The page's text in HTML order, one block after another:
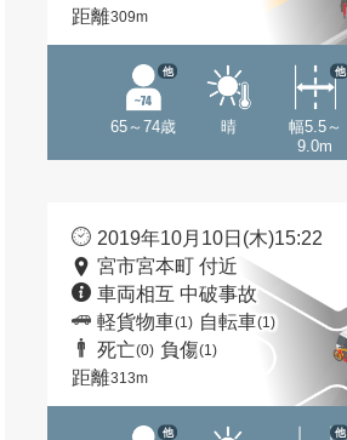
距離309m
65～74歳
他
晴
幅5.5～
9.0m
他
2019年10月10日(木)15:22
宮市宮本町 付近
車両相互 中破事故
軽貨物車(1) 自転車(1)
死亡(0) 負傷(1)
距離313m
他 他